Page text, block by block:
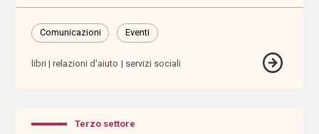
ageing
Comunicazioni Eventi
libri relazioni d'aiuto servizi sociali
Terzo settore